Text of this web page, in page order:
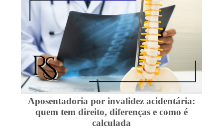
Aposentadoria por invalidez acidentária:
quem tem direito, diferenças e como é
calculada